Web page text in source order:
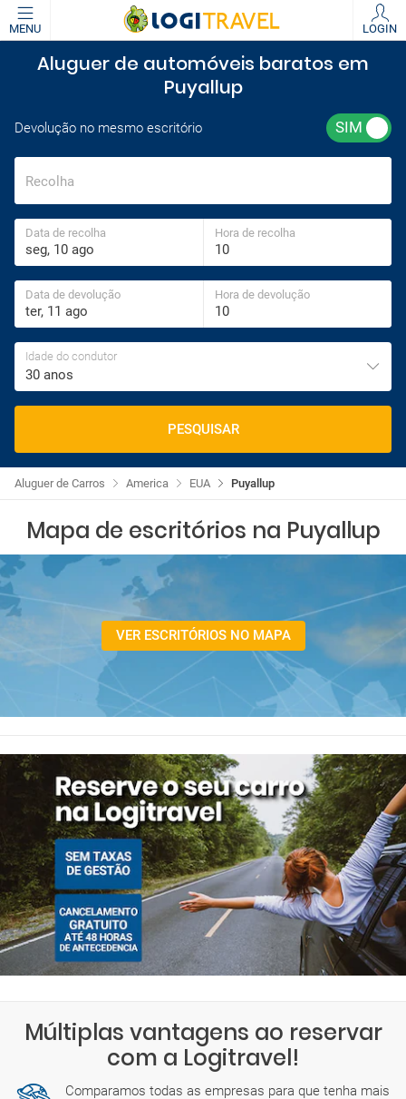
MENU LOGIN
Aluguer de automóveis baratos em
Puyallup
Devolução no mesmo escritório
Recolha
Data de recolha Hora de recolha
Data de devolução Hora de devolução
Idade do condutor
30 anos
PESQUISAR
Puyallup
EUA
America
Aluguer de Carros
Mapa de escritórios na Puyallup
VER ESCRITÓRIOS NO MAPA
Múltiplas vantagens ao reservar
com a Logitravel!
Comparamos todas as empresas para que tenha mais